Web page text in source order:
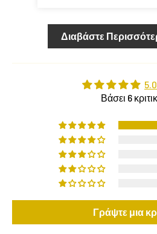
Διαβάστε
Βάσει 6
Γράψτε μια